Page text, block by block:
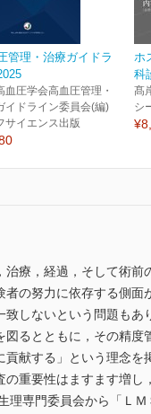
管理・治療ガイドラ
血圧学会高血圧管理・
イドライン委員会(編)
サイエンス出版
ホ
科
髙
シ
療，経過，そして術
の努力に依存する側
しないという問題も
るとともに，その精
献する」という理念
重要性はますます増し
専門委員会から「Ｌ